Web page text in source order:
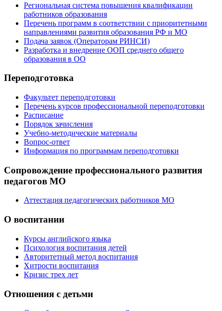
Региональная система повышения квалификации
работников образования
Перечень программ в соответствии с приоритетными
направлениями развития образования РФ и МО
Подача заявок (Операторам РИНСИ)
Разработка и внедрение ООП среднего общего
образования в ОО
Переподготовка
Факультет переподготовки
Перечень курсов профессиональной переподготовки
Расписание
Порядок зачисления
Учебно-методические материалы
Вопрос-ответ
Информация по программам переподготовки
Сопровождение профессионального развития
педагогов МО
Аттестация педагогических работников МО
О воспитании
Курсы английского языка
Психология воспитания детей
Авторитетный метод воспитания
Хитрости воспитания
Кризис трех лет
Отношения с детьми